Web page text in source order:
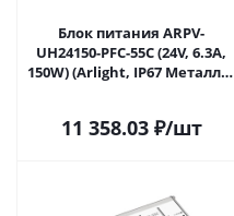
Блок питания ARPV-
UH24150-PFC-55C (24V, 6.3A,
150W) (Arlight, IP67 Металл, 5
11 358.03₽/шт